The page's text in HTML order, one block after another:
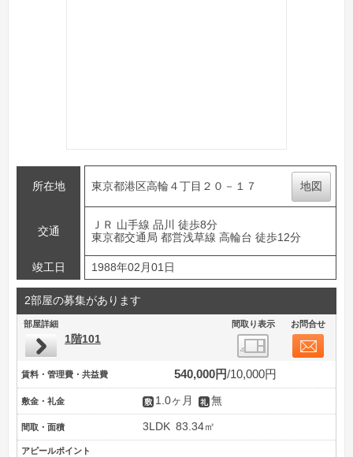
所在地 東京都港区高輪４丁目２０－１７ 地図
交通
ＪＲ 山手線 品川 徒歩8分
東京都交通局 都営浅草線 高輪台 徒歩12分
竣工日 1988年02月01日
2部屋の募集があります
部屋詳細 間取り表示 お問合せ
1階101
賃料・管理費・共益費 540,000円 10,000円
敷金・礼金 1.0ヶ月 無
間取・面積 3LDK 83.34㎡
アピールポイント